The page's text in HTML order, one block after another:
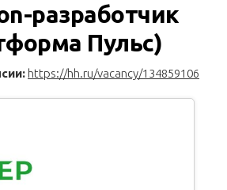
разработчик
Пульс)
https://hh.ru/vacancy/134859106